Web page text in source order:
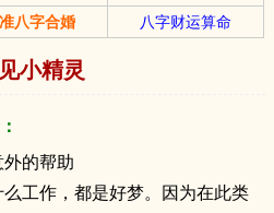
八字合婚 八字财运算命
小精灵
外的帮助
工作，都是好梦。因为在此类